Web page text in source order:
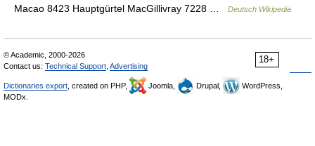
Macao 8423 Hauptgürtel MacGillivray 7228 …
Deutsch Wikipedia
18+
© Academic, 2000-2026
Contact us: Technical Support Advertising
Dictionaries export , created on PHP, Joomla, Drupal,
WordPress,
MODx.